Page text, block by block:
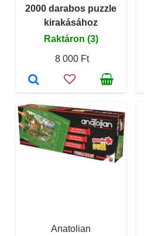
2000 darabos puzzle
kirakásához
Raktáron (3)
8 000 Ft
Anatolian